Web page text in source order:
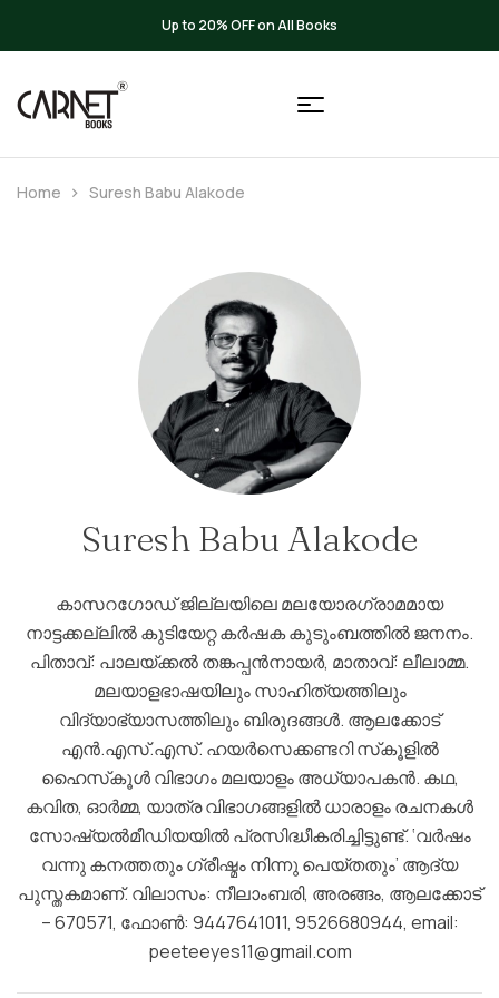
Up to 20% OFF on All Books
Home Suresh Babu Alakode
Suresh Babu Alakode
കാസറഗോഡ് ജില്ലയിലെ മലയോരഗ്രാമമായ
നാട്ടക്കല്ലില്‍ കുടിയേറ്റ കര്‍ഷക കുടുംബത്തില്‍ ജനനം.
പിതാവ്: പാലയ്ക്കല്‍ തങ്കപ്പന്‍നായര്‍, മാതാവ്: ലീലാമ്മ.
മലയാളഭാഷയിലും സാഹിത്യത്തിലും
വിദ്യാഭ്യാസത്തിലും ബിരുദങ്ങള്‍. ആലക്കോട്
എന്‍.എസ്.എസ്. ഹയര്‍സെക്കണ്ടറി സ്‌കൂളില്‍
ഹൈസ്‌കൂള്‍ വിഭാഗം മലയാളം അധ്യാപകന്‍. കഥ,
കവിത, ഓര്‍മ്മ, യാത്ര വിഭാഗങ്ങളില്‍ ധാരാളം രചനകള്‍
സോഷ്യല്‍മീഡിയയില്‍ പ്രസിദ്ധീകരിച്ചിട്ടുണ്ട്. ‘വര്‍ഷം
വന്നു കനത്തതും ഗ്രീഷ്മം നിന്നു പെയ്തതും’ ആദ്യ
പുസ്തകമാണ്. വിലാസം: നീലാംബരി, അരങ്ങം, ആലക്കോട്
– 670571, ഫോണ്‍: 9447641011, 9526680944, email:
peeteeyes11@gmail.com